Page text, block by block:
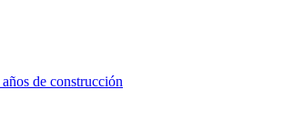
de construcción